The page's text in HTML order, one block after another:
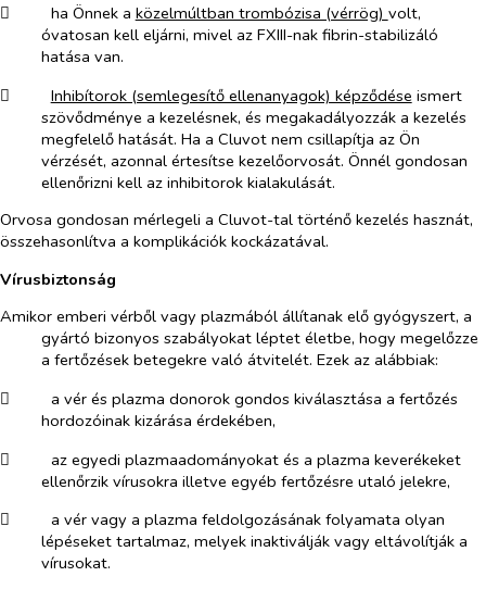
​
ha Önnek a közelmúltban trombózisa (vérrög) volt,
óvatosan kell eljárni, mivel az FXIII-nak fibrin-stabilizáló
hatása van.
​
Inhibítorok (semlegesítő ellenanyagok) képződése ismert
szövődménye a kezelésnek, és megakadályozzák a kezelés
megfelelő hatását. Ha a Cluvot nem csillapítja az Ön
vérzését, azonnal értesítse kezelőorvosát. Önnél gondosan
ellenőrizni kell az inhibitorok kialakulását.
Orvosa gondosan mérlegeli a Cluvot-tal történő kezelés hasznát,
összehasonlítva a komplikációk kockázatával.
Vírusbiztonság
Amikor emberi vérből vagy plazmából állítanak elő gyógyszert, a
gyártó bizonyos szabályokat léptet életbe, hogy megelőzze
a fertőzések betegekre való átvitelét. Ezek az alábbiak:
​
a vér és plazma donorok gondos kiválasztása a fertőzés
hordozóinak kizárása érdekében,
​
az egyedi plazmaadományokat és a plazma keverékeket
ellenőrzik vírusokra illetve egyéb fertőzésre utaló jelekre,
​
a vér vagy a plazma feldolgozásának folyamata olyan
lépéseket tartalmaz, melyek inaktiválják vagy eltávolítják a
vírusokat.